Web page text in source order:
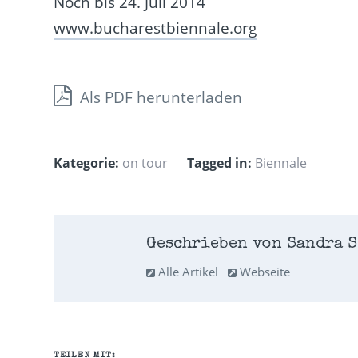
www.bucharestbiennale.org
Als PDF herunterladen
Kategorie: on tour Tagged in: Biennale
Geschrieben von Sandra
Alle Artikel
Webseite
TEILEN MIT: